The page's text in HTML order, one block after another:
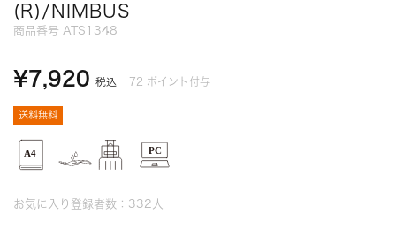
(R)/NIMBUS
商品番号 ATS1348
¥7,920 税込 72 ポイント付与
送料無料
お気に入り登録者数： 332 人